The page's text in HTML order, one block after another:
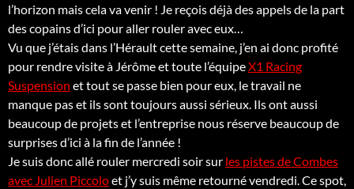
l’horizon mais cela va venir ! Je reçois déjà des appels de la part
des copains d’ici pour aller rouler avec eux…
Vu que j’étais dans l’Hérault cette semaine, j’en ai donc profité
pour rendre visite à Jérôme et toute l’équipeX1 Racing
Suspension et tout se passe bien pour eux, le travail ne
manque pas et ils sont toujours aussi sérieux. Ils ont aussi
beaucoup de projets et l’entreprise nous réserve beaucoup de
surprises d’ici à la fin de l’année !
Je suis donc allé rouler mercredi soir sur les pistes de Combes
avec Julien Piccoloet j’y suis même retourné vendredi. Ce spot,